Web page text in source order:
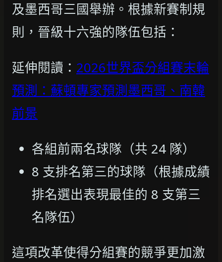
及墨西哥三國舉辦。根據新賽制規
則，晉級十六強的隊伍包括：
延伸閱讀： 2026世界盃分組賽末輪
預測：蘇頓專家預測墨西哥、南韓
前景
各組前兩名球隊（共 24 隊）
8 支排名第三的球隊（根據成績
排名選出表現最佳的 8 支第三
名隊伍）
這項改革使得分組賽的競爭更加激